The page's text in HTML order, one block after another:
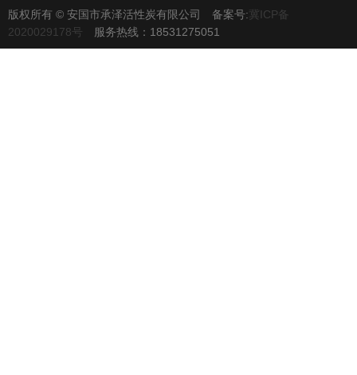
版权所有 © 安国市承泽活性炭有限公司 备案号: 冀ICP备
2020029178号 服务热线：18531275051